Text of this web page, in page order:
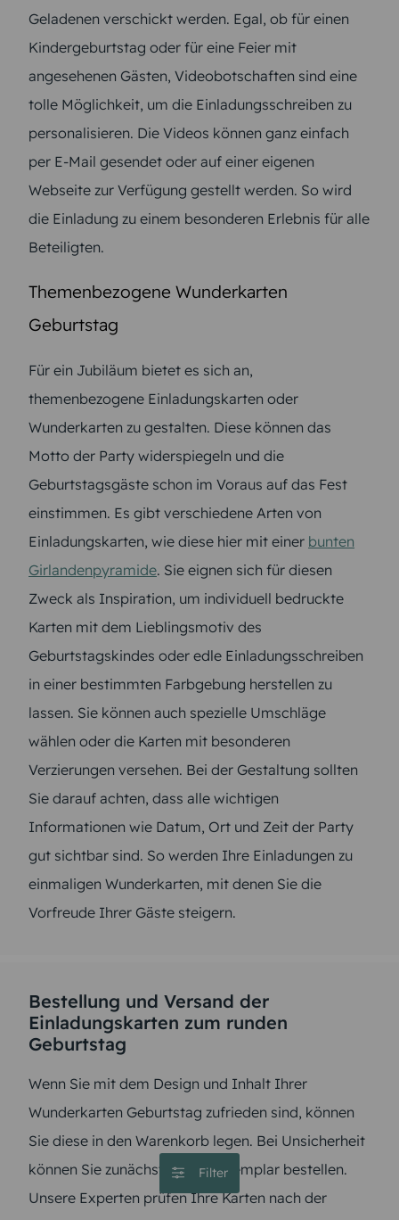
Filter
Geladenen verschickt werden. Egal, ob für einen
Kindergeburtstag oder für eine Feier mit
angesehenen Gästen, Videobotschaften sind eine
tolle Möglichkeit, um die Einladungsschreiben zu
personalisieren. Die Videos können ganz einfach
per E-Mail gesendet oder auf einer eigenen
Webseite zur Verfügung gestellt werden. So wird
die Einladung zu einem besonderen Erlebnis für alle
Beteiligten.
Themenbezogene Wunderkarten
Geburtstag
Für ein Jubiläum bietet es sich an,
themenbezogene Einladungskarten oder
Wunderkarten zu gestalten. Diese können das
Motto der Party widerspiegeln und die
Geburtstagsgäste schon im Voraus auf das Fest
einstimmen. Es gibt verschiedene Arten von
Einladungskarten, wie diese hier mit einer bunten
Girlandenpyramide. Sie eignen sich für diesen
Zweck als Inspiration, um individuell bedruckte
Karten mit dem Lieblingsmotiv des
Geburtstagskindes oder edle Einladungsschreiben
in einer bestimmten Farbgebung herstellen zu
lassen. Sie können auch spezielle Umschläge
wählen oder die Karten mit besonderen
Verzierungen versehen. Bei der Gestaltung sollten
Sie darauf achten, dass alle wichtigen
Informationen wie Datum, Ort und Zeit der Party
gut sichtbar sind. So werden Ihre Einladungen zu
einmaligen Wunderkarten, mit denen Sie die
Vorfreude Ihrer Gäste steigern.
Bestellung und Versand der
Einladungskarten zum runden
Geburtstag
Wenn Sie mit dem Design und Inhalt Ihrer
Wunderkarten Geburtstag zufrieden sind, können
Sie diese in den Warenkorb legen. Bei Unsicherheit
können Sie zunächst nur ein Exemplar bestellen.
Unsere Experten prüfen Ihre Karten nach der